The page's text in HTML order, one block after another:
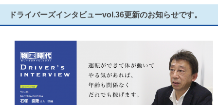
ドライバーズインタビューvol.36更新のお知らせです。